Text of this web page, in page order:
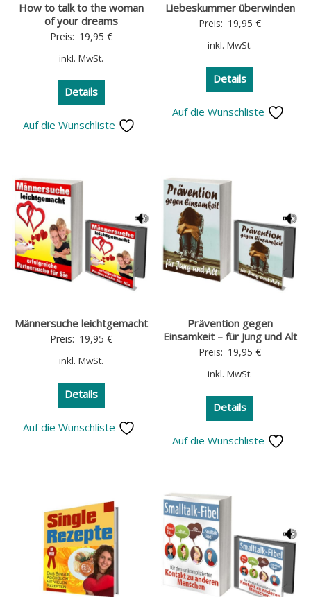
How to talk to the woman
of your dreams
Preis: 19,95 €
inkl. MwSt.
Details
Auf die Wunschliste
Liebeskummer überwinden
Preis: 19,95€
inkl. MwSt.
Details
Auf die Wunschliste
Männersuche leichtgemacht
Preis: 19,95 €
inkl. MwSt.
Details
Auf die Wunschliste
Prävention gegen
Einsamkeit – für Jung und Alt
Preis: 19,95€
inkl. MwSt.
Details
Auf die Wunschliste